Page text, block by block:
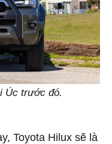
Úc trước đó.
Toyota Hilux sẽ là